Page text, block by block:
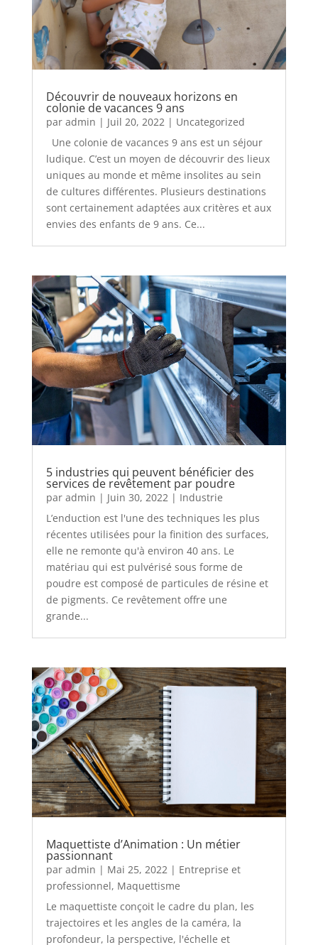
Découvrir de nouveaux horizons en
colonie de vacances 9 ans
par admin | Juil 20, 2022| Uncategorized
Une colonie de vacances 9 ans est un séjour
ludique. C’est un moyen de découvrir des lieux
uniques au monde et même insolites au sein
de cultures différentes. Plusieurs destinations
sont certainement adaptées aux critères et aux
envies des enfants de 9 ans. Ce...
5 industries qui peuvent bénéficier des
services de revêtement par poudre
par admin | Juin 30, 2022| Industrie
L’enduction est l'une des techniques les plus
récentes utilisées pour la finition des surfaces,
elle ne remonte qu'à environ 40 ans. Le
matériau qui est pulvérisé sous forme de
poudre est composé de particules de résine et
de pigments. Ce revêtement offre une
grande...
Maquettiste d’Animation : Un métier
passionnant
par admin | Mai 25, 2022 | Entreprise et
professionnel, Maquettisme
Le maquettiste conçoit le cadre du plan, les
trajectoires et les angles de la caméra, la
profondeur, la perspective, l'échelle et